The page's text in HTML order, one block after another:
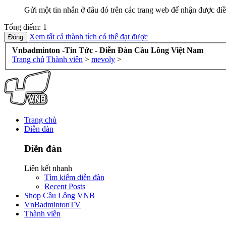
Gửi một tin nhắn ở đâu đó trên các trang web để nhận được
Tổng điểm: 1
Xem tất cả thành tích có thể đạt được
Vnbadminton -Tin Tức - Diễn Đàn Cầu Lông Việt Nam
Trang chủ Thành viên > mevoly >
Trang chủ
Diễn đàn
Diễn đàn
Liên kết nhanh
Tìm kiếm diễn đàn
Recent Posts
Shop Cầu Lông VNB
VnBadmintonTV
Thành viên